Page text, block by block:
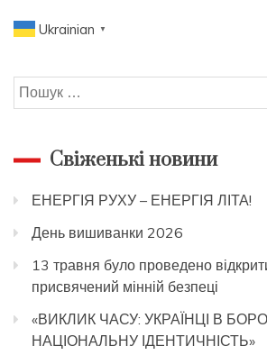
Ukrainian ▼
Пошук:
Свіженькі новини
ЕНЕРГІЯ РУХУ – ЕНЕРГІЯ ЛІТА!
День вишиванки 2026
13 травня було проведено
присвячений мінній безпеці
«ВИКЛИК ЧАСУ: УКРАЇНЦІ В
НАЦІОНАЛЬНУ ІДЕНТИЧНІСТЬ»